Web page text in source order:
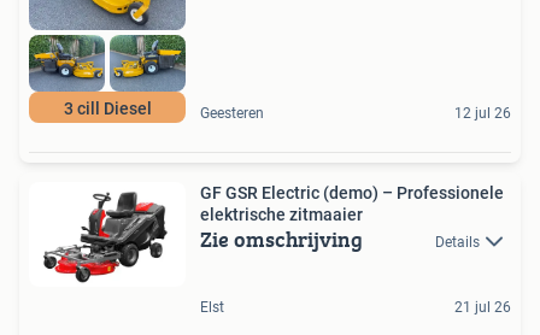
3 cill Diesel Geesteren 12 jul 26
GF GSR Electric (demo) – Professionele
elektrische zitmaaier
Zie omschrijving Details
Elst 21 jul 26